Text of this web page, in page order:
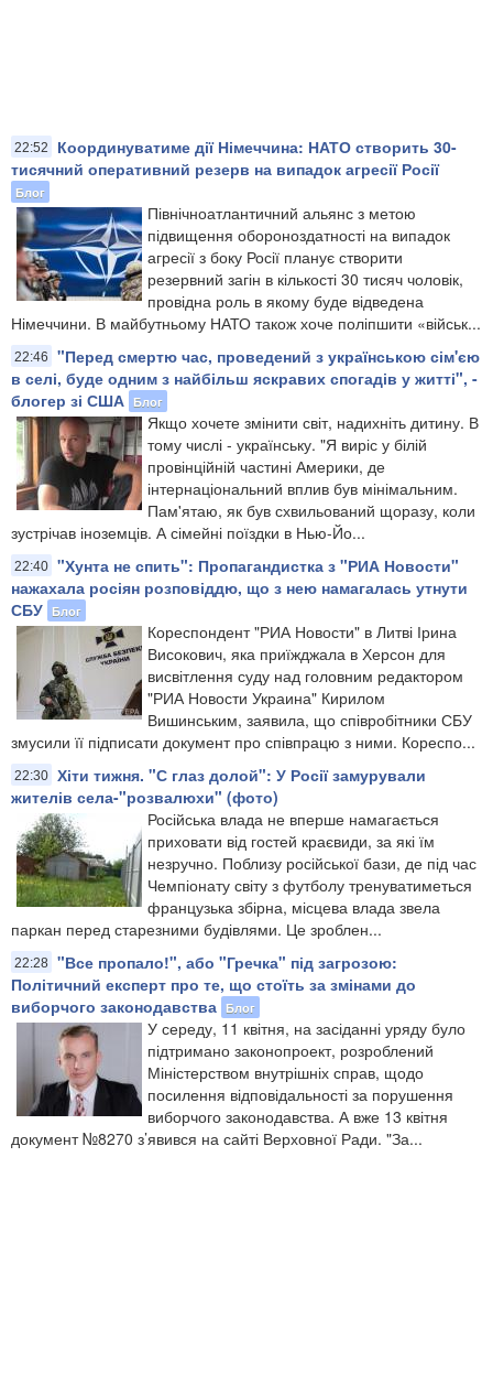
22:52
Координуватиме дії Німеччина: НАТО створить 30-
тисячний оперативний резерв на випадок агресії Росії
Блог
Північноатлантичний альянс з метою
підвищення обороноздатності на випадок
агресії з боку Росії планує створити
резервний загін в кількості 30 тисяч чоловік,
провідна роль в якому буде відведена
Німеччини. В майбутньому НАТО також хоче поліпшити «військ...
22:46
"Перед смертю час, проведений з українською сім'єю
в селі, буде одним з найбільш яскравих спогадів у житті", -
блогер зі США Блог
Якщо хочете змінити світ, надихніть дитину. В
тому числі - українську. "Я виріс у білій
провінційній частині Америки, де
інтернаціональний вплив був мінімальним.
Пам'ятаю, як був схвильований щоразу, коли
зустрічав іноземців. А сімейні поїздки в Нью-Йо...
22:40 "Хунта не спить": Пропагандистка з "РИА Новости"
нажахала росіян розповіддю, що з нею намагалась утнути
СБУ Блог
Кореспондент "РИА Новости" в Литві Ірина
Високович, яка приїжджала в Херсон для
висвітлення суду над головним редактором
"РИА Новости Украина" Кирилом
Вишинським, заявила, що співробітники СБУ
змусили її підписати документ про співпрацю з ними. Кореспо...
22:30 Хіти тижня. "С глаз долой": У Росії замурували
жителів села-"розвалюхи" (фото)
Російська влада не вперше намагається
приховати від гостей краєвиди, за які їм
незручно. Поблизу російської бази, де під час
Чемпіонату світу з футболу тренуватиметься
французька збірна, місцева влада звела
паркан перед старезними будівлями. Це зроблен...
22:28 "Все пропало!", або "Гречка" під загрозою:
Політичний експерт про те, що стоїть за змінами до
виборчого законодавства Блог
У середу, 11 квітня, на засіданні уряду було
підтримано законопроект, розроблений
Міністерством внутрішніх справ, щодо
посилення відповідальності за порушення
виборчого законодавства. А вже 13 квітня
документ №8270 з’явився на сайті Верховної Ради. "За...